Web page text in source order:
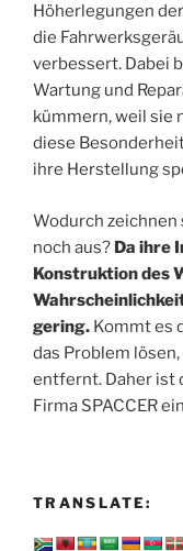
Höherlegungen
die
verbessert. Dabei
Wartung und
kümmern, weil sie
diese
ihre Herstellung
Wodurch zeichnen
noch aus? Da ihre
Konstruktion des
gering. Kommt es
das Problem
entfernt. Daher ist
Firma SPACCER
TRANSLATE: